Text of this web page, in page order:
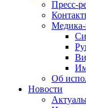
Пресс-
Об
Новости